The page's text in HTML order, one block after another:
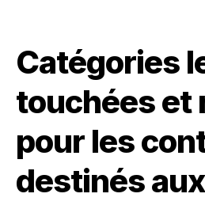
Catégories
touchées et
pour les
destinés